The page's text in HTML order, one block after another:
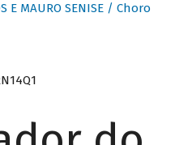
E MAURO SENISE / Choro